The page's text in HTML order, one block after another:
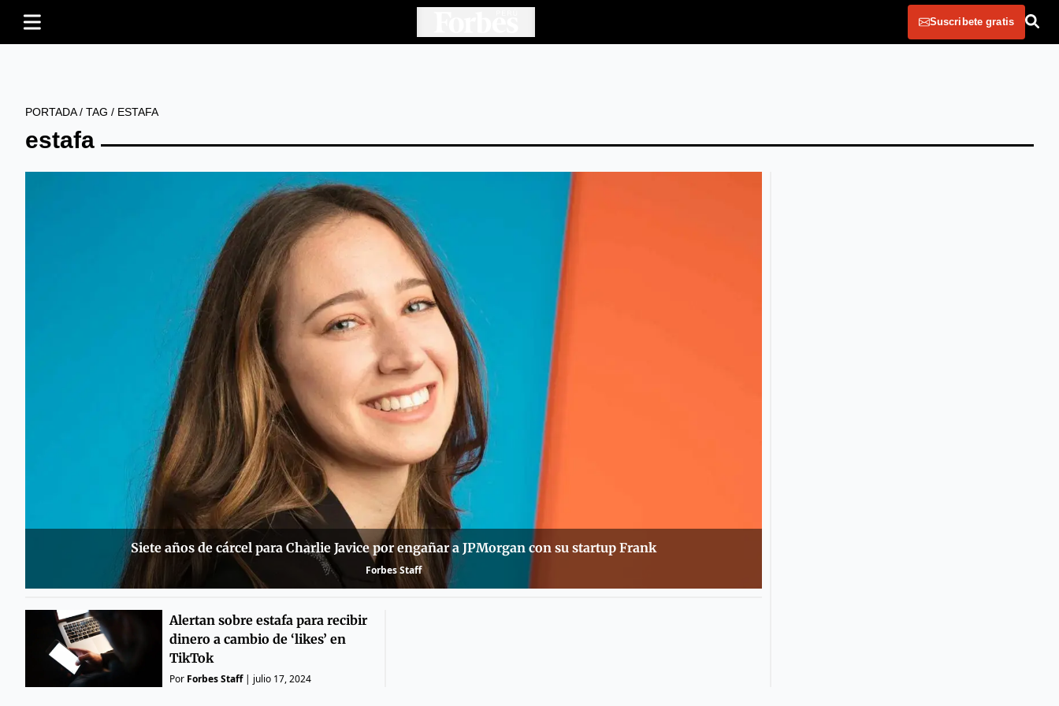
Suscribete gratis
PORTADA/ TAG / ESTAFA
estafa
Siete años de cárcel para Charlie Javice por engañar a JPMorgan con su startup Frank
Forbes Staff
Alertan sobre estafa para recibir
dinero a cambio de ‘likes’ en
TikTok
Por Forbes Staff| julio 17, 2024